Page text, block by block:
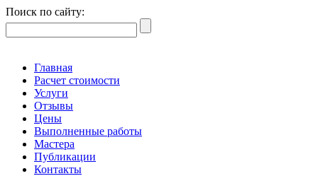
Поиск по сайту:
Главная
Расчет стоимости
Услуги
Отзывы
Цены
Выполненные работы
Мастера
Публикации
Контакты